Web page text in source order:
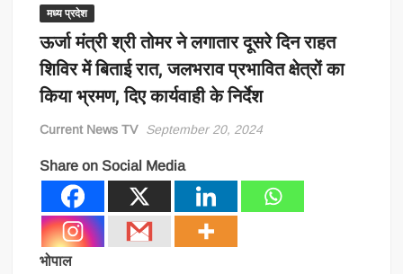
मध्य प्रदेश
ऊर्जा मंत्री श्री तोमर ने लगातार दूसरे दिन राहत
शिविर में बिताई रात, जलभराव प्रभावित क्षेत्रों का
किया भ्रमण, दिए कार्यवाही के निर्देश
Current News TV September 20, 2024
Share on Social Media
भोपाल